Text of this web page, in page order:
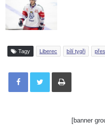
Tagy Liberec bílí tygři
Tisknout
[banner